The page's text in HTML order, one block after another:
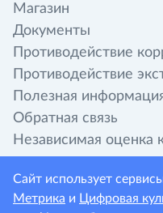
Магазин
Документы
Противодействие
Противодействие
Полезная
Обратная связь
Независимая оценка
Сайт использует
Метрика и Цифровая